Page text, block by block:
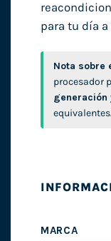
para tu día a
Nota sobre
procesador
generación
equivalentes.
MARCA